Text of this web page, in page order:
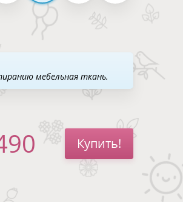
мебельная ткань.
Купить!